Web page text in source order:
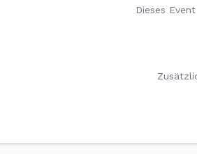
Dieses